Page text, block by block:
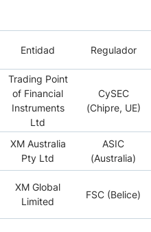
Entidad Regulador
Trading Point
of Financial
Instruments
Ltd
CySEC
(Chipre, UE)
XM Australia
Pty Ltd
ASIC
(Australia)
XM Global
Limited
FSC (Belice)